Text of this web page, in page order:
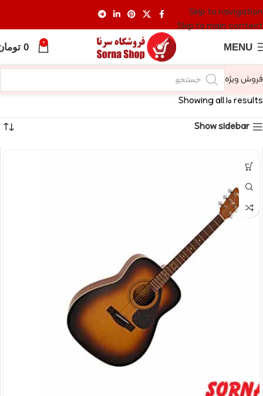
Skip to navigation
Skip to main content
MENU
0
0
فروش ویژه
Showing all 10 results
Show sidebar